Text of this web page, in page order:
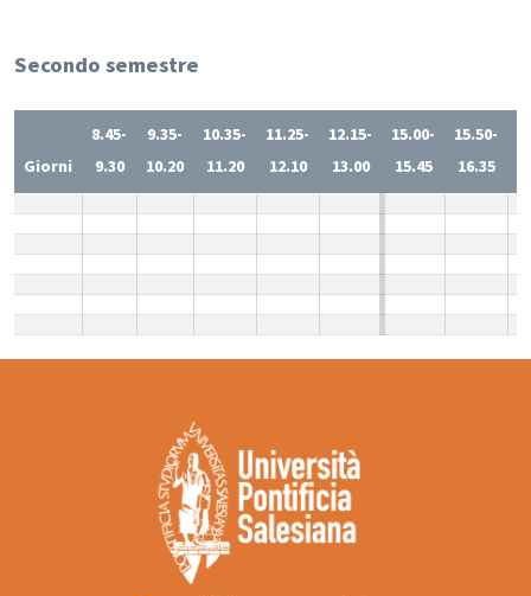
Secondo semestre
Giorni
8.45-
9.30
9.35-
10.20
10.35-
11.20
11.25-
12.10
12.15-
13.00
15.00-
15.45
15.50-
16.35